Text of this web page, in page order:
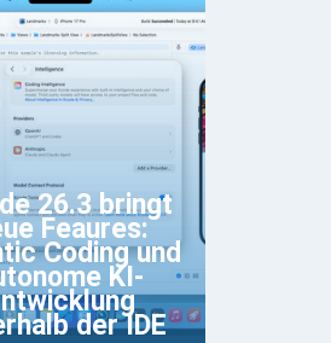
26.3 bringt
Feaures:
Coding und
KI-
der IDE